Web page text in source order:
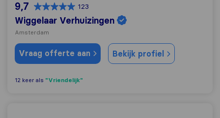
9,7 123
Wiggelaar Verhuizingen
Amsterdam
Vraag offerte aan Bekijk profiel
12 keer als "Vriendelijk"